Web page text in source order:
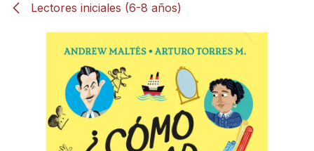
Lectores iniciales (6-8 años)